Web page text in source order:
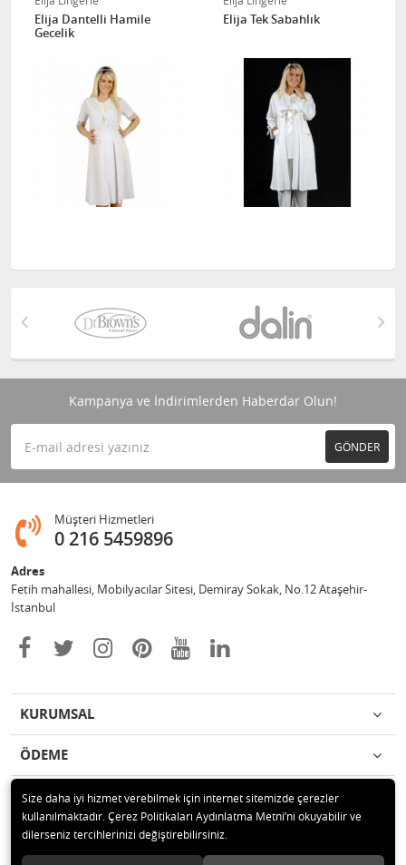
Elija Dantelli Hamile
Gecelik
Elija Tek Sabahlık
Kampanya ve İndirimlerden Haberdar Olun!
GÖNDER
Müşteri Hizmetleri
0 216 5459896
Adres
Fetih mahallesi, Mobilyacılar Sitesi, Demiray Sokak, No.12 Ataşehir-
İstanbul
KURUMSAL
ÖDEME
İLETİŞİM
© 2020 Leylek Mağazacılık Hizmetleri Ltd. Şti. Tüm hakları saklıdır.
Size daha iyi hizmet verebilmek için internet sitemizde çerezler
kullanılmaktadır. Çerez Politikaları Aydınlatma Metni’ni okuyabilir ve
dilerseniz tercihlerinizi değiştirebilirsiniz.